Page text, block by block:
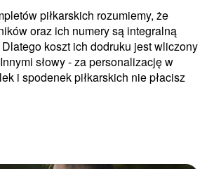
piłkarskich rozumiemy, że
oraz ich numery są integralną
koszt ich dodruku jest wliczony
słowy - za personalizację w
i spodenek piłkarskich nie płacisz